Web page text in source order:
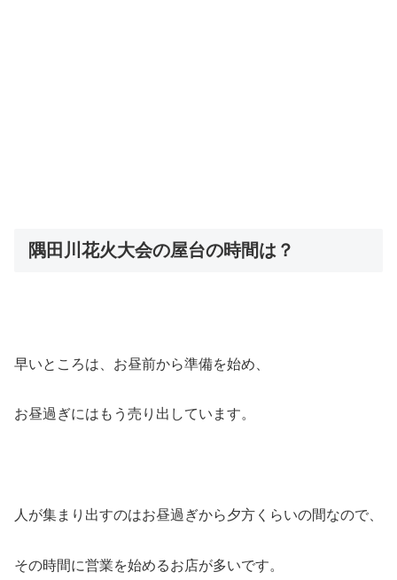
隅田川花火大会の屋台の時間は？
早いところは、お昼前から準備を始め、
お昼過ぎにはもう売り出しています。
人が集まり出すのはお昼過ぎから夕方くらいの間なので、
その時間に営業を始めるお店が多いです。